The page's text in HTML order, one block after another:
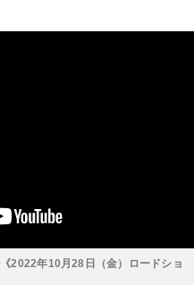
2022年10月28日（金）ロードショ